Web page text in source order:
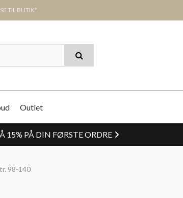
TIL BUTIK*
Outlet
15% PÅ DIN FØRSTE ORDRE
98-140